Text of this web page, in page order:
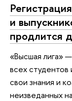
и
продлится
«Высшая лига»
всех
свои знания и
неизведанных